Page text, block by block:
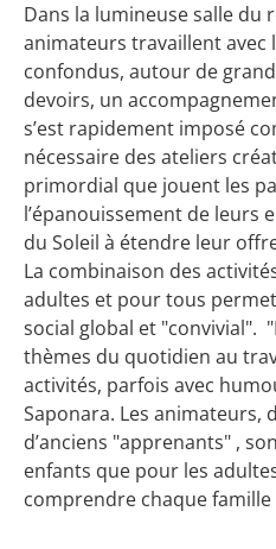
Dans la lumineuse salle du
animateurs travaillent avec
confondus, autour de
devoirs, un
s’est rapidement imposé
nécessaire des ateliers
primordial que jouent les
l’épanouissement de leurs
du Soleil à étendre leur
La combinaison des
adultes et pour tous
social global et "convivial".
thèmes du quotidien au
activités, parfois avec
Saponara. Les animateurs,
d’anciens "apprenants" ,
enfants que pour les
comprendre chaque